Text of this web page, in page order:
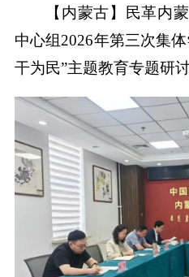
【内蒙古】民革内
中心组2026年第三次集
干为民”主题教育专题研